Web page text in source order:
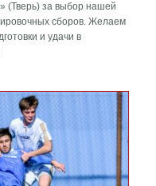
(Тверь) за выбор нашей
сборов. Желаем
и удачи в